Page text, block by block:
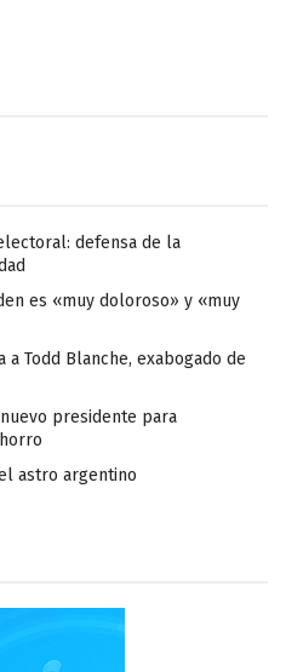
defensa de la
es «muy doloroso» y «muy
a Todd Blanche, exabogado de
presidente para
astro argentino